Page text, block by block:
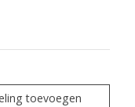
toevoegen